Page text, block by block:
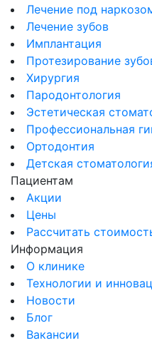
Лечение под
Лечение зубов
Имплантация
Протезирование
Хирургия
Пародонтология
Эстетическая
Профессиональная
Ортодонтия
Детская
Пациентам
Акции
Цены
Рассчитать
Информация
О клинике
Технологии и
Новости
Блог
Вакансии